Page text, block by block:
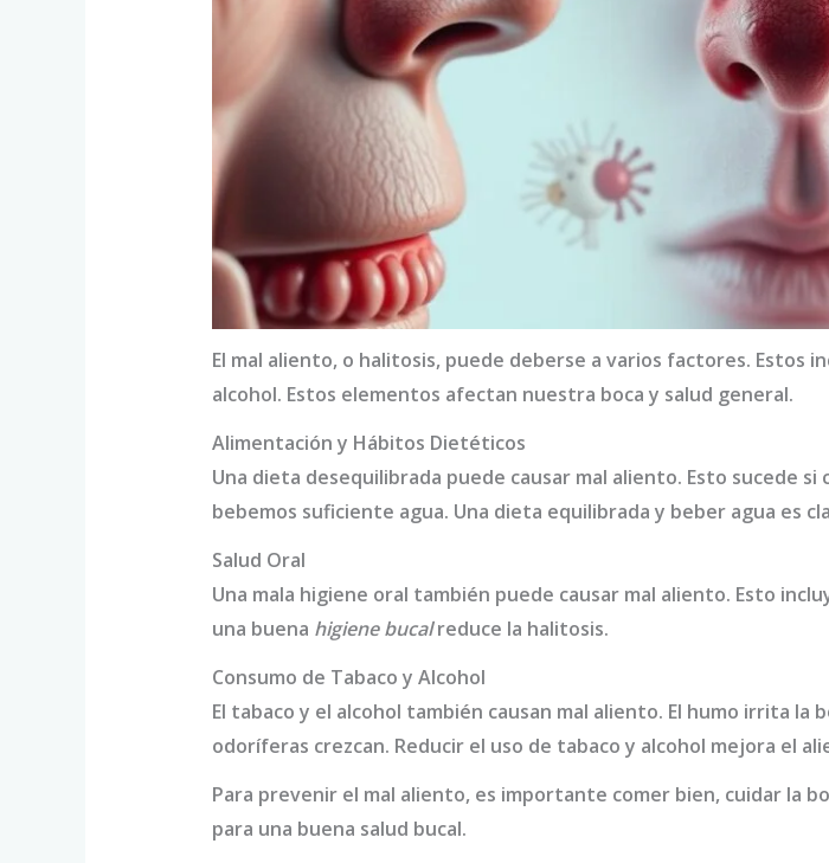
El mal aliento, o halitosis, puede deberse a varios factores. Estos
alcohol. Estos elementos afectan nuestra boca y salud general.
Alimentación y Hábitos Dietéticos
Una dieta desequilibrada puede causar mal aliento. Esto sucede
bebemos suficiente agua. Una dieta equilibrada y beber agua es
Salud Oral
Una mala higiene oral también puede causar mal aliento. Esto
una buena higiene bucalreduce la halitosis.
Consumo de Tabaco y Alcohol
El tabaco y el alcohol también causan mal aliento. El humo irrita la
odoríferas crezcan. Reducir el uso de tabaco y alcohol mejora el
Para prevenir el mal aliento, es importante comer bien, cuidar la
para una buena salud bucal.